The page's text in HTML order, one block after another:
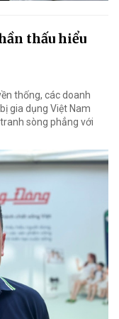
thấu hiểu
thống, các doanh
gia dụng Việt Nam
sòng phẳng với